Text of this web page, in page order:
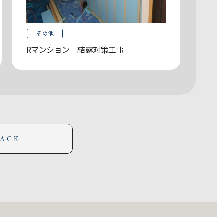
その他
Rマンション 結露対策工事